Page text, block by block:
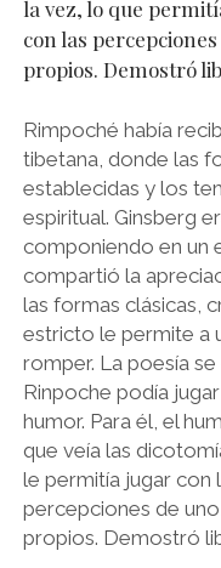
la vez, lo que
con las
propios. Demostró
Rimpoché había
tibetana, donde las
establecidas y los
espiritual. Ginsberg
componiendo en un
compartió la
las formas clásicas,
estricto le permite a
romper. La poesía
Rinpoche podía
humor. Para él, el
que veía las
le permitía jugar con
percepciones de
propios. Demostró